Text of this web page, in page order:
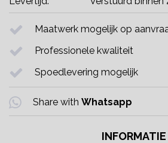
Maatwerk mogelijk op
Professionele kwaliteit
Spoedlevering mogelijk
Share with Whatsapp
INFORMATIE